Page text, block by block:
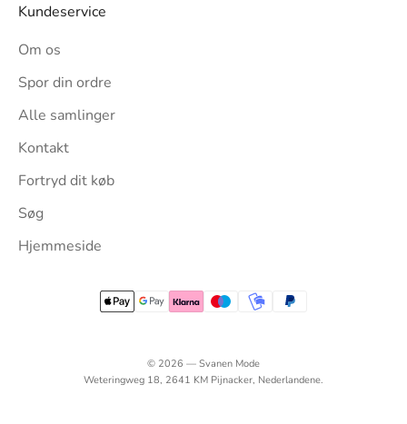
Kundeservice
Om os
Spor din ordre
Alle samlinger
Kontakt
Fortryd dit køb
Søg
Hjemmeside
© 2026 — Svanen Mode
Weteringweg 18, 2641 KM Pijnacker, Nederlandene.